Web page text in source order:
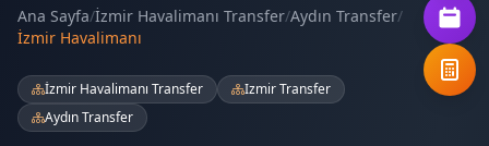
Ana Sayfa/İzmir Havalimanı Transfer/Aydın Transfer/
İzmir Havalimanı
İzmir Havalimanı Transfer
Izmir Transfer
Aydın Transfer